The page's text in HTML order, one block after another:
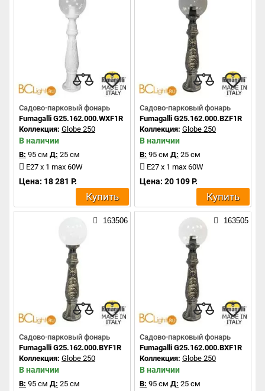
Садово-парковый фонарь
Fumagalli G25.162.000.WXF1R
Коллекция: Globe 250
В наличии
В: 95 см Д: 25 см
E27 x 1 max 60W
Цена: 18 281 Р.
Купить
Садово-парковый фонарь
Fumagalli G25.162.000.BZF1R
Коллекция: Globe 250
В наличии
В: 95 см Д: 25 см
E27 x 1 max 60W
Цена: 20 109 Р.
Купить
163506
Садово-парковый фонарь
Fumagalli G25.162.000.BYF1R
Коллекция: Globe 250
В наличии
В: 95 см Д: 25 см
163505
Садово-парковый фонарь
Fumagalli G25.162.000.BXF1R
Коллекция: Globe 250
В наличии
В: 95 см Д: 25 см